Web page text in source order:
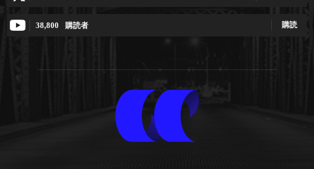
38,800 購読者 購読